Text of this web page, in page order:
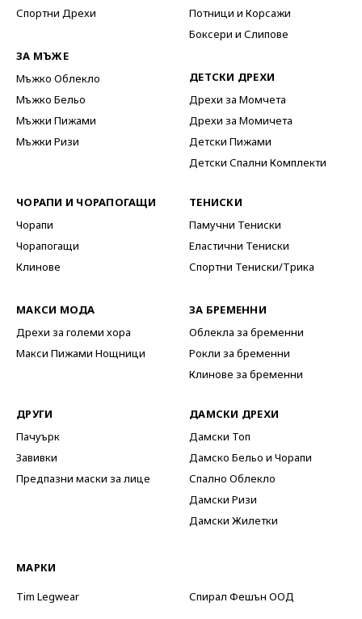
Спортни Дрехи
ЗА МЪЖЕ
Мъжко Облекло
Мъжко Бельо
Мъжки Пижами
Мъжки Ризи
Потници и Корсажи
Боксери и Слипове
ДЕТСКИ ДРЕХИ
Дрехи за Момчета
Дрехи за Момичета
Детски Пижами
Детски Спални Комплекти
ЧОРАПИ И ЧОРАПОГАЩИ
Чорапи
Чорапогащи
Клинове
МАКСИ МОДА
Дрехи за големи хора
Макси Пижами Нощници
ТЕНИСКИ
Памучни Тениски
Еластични Тениски
Спортни Тениски/Трика
ЗА БРЕМЕННИ
Облекла за бременни
Рокли за бременни
Клинове за бременни
ДРУГИ
Пачуърк
Завивки
Предпазни маски за лице
ДАМСКИ ДРЕХИ
Дамски Топ
Дамско Бельо и Чорапи
Спално Облекло
Дамски Ризи
Дамски Жилетки
МАРКИ
Tim Legwear
Спирал Фешън ООД